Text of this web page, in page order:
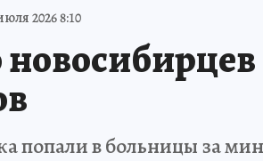
РОССИИ ЗАПОВЕДНАЯ РОССИЯ
2026 8:10
попали в больницы за